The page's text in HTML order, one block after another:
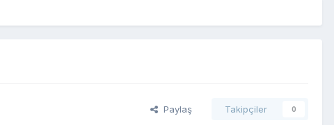
Paylaş Takipçiler 0